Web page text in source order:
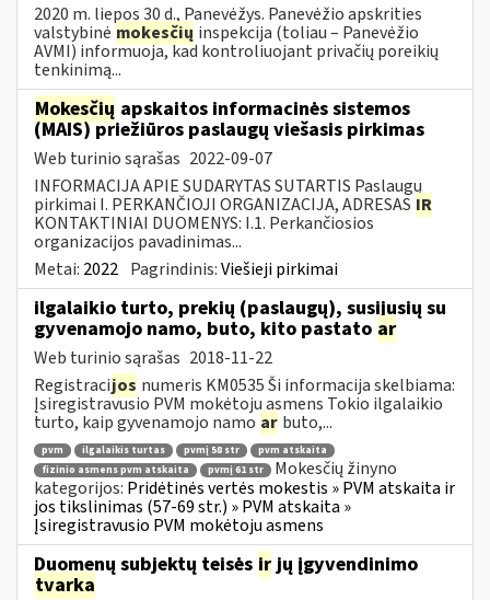
2020 m. liepos 30 d., Panevėžys. Panevėžio apskrities
valstybinė mokesčių inspekcija (toliau – Panevėžio
AVMI) informuoja, kad kontroliuojant privačių poreikių
tenkinimą...
Mokesčių apskaitos informacinės sistemos
(MAIS) priežiūros paslaugų viešasis pirkimas
Web turinio sąrašas 2022-09-07
INFORMACIJA APIE SUDARYTAS SUTARTIS Paslaugų
pirkimai I. PERKANČIOJI ORGANIZACIJA, ADRESAS IR
KONTAKTINIAI DUOMENYS: I.1. Perkančiosios
organizacijos pavadinimas...
Metai: 2022 Pagrindinis:Viešieji pirkimai
ilgalaikio turto, prekių (paslaugų), susijusių su
gyvenamojo namo, buto, kito pastato ar
Web turinio sąrašas 2018-11-22
Registracijos numeris KM0535 Ši informacija skelbiama:
Įsiregistravusio PVM mokėtoju asmens Tokio ilgalaikio
turto, kaip gyvenamojo namo ar buto,...
pvm ilgalaikis turtas pvmį 58 str
pvm atskaita
fizinio asmens pvm atskaita
pvmį 61 str
Mokesčių žinyno
kategorijos: Pridėtinės vertės mokestis » PVM atskaita ir
jos tikslinimas (57-69 str.) » PVM atskaita »
Įsiregistravusio PVM mokėtoju asmens
Duomenų subjektų teisės irjų įgyvendinimo
tvarka